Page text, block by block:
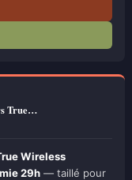
True…
Wireless
29h — taillé pour